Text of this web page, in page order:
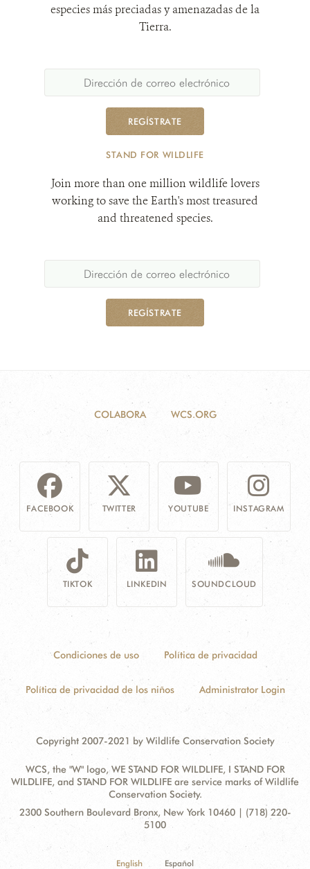
especies más preciadas y amenazadas de la
Tierra.
REGÍSTRATE
STAND FOR WILDLIFE
Join more than one million wildlife lovers
working to save the Earth's most treasured
and threatened species.
REGÍSTRATE
COLABORA WCS.ORG
FACEBOOK TWITTER YOUTUBE INSTAGRAM
TIKTOK LINKEDIN SOUNDCLOUD
Condiciones de uso Política de privacidad
Política de privacidad de los niños Administrator Login
Copyright 2007-2021 by Wildlife Conservation Society
WCS, the "W" logo, WE STAND FOR WILDLIFE, I STAND FOR
WILDLIFE, and STAND FOR WILDLIFE are service marks of Wildlife
Conservation Society.
Contact
Address:
2300 Southern Boulevard Bronx, New York 10460 | (718) 220-
5100
English Español